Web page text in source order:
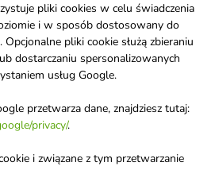
pliki cookies w celu świadczenia
i w sposób dostosowany do
pliki cookie służą zbieraniu
dostarczaniu spersonalizowanych
usług Google.
przetwarza dane, znajdziesz tutaj:
privacy/.
i związane z tym przetwarzanie